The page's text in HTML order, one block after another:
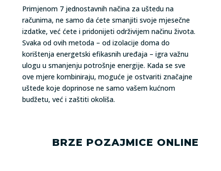
Primjenom 7 jednostavnih načina za uštedu na
računima, ne samo da ćete smanjiti svoje mjesečne
izdatke, već ćete i pridonijeti održivijem načinu života.
Svaka od ovih metoda – od izolacije doma do
korištenja energetski efikasnih uređaja – igra važnu
ulogu u smanjenju potrošnje energije. Kada se sve
ove mjere kombiniraju, moguće je ostvariti značajne
uštede koje doprinose ne samo vašem kućnom
budžetu, već i zaštiti okoliša.
BRZE POZAJMICE ONLINE